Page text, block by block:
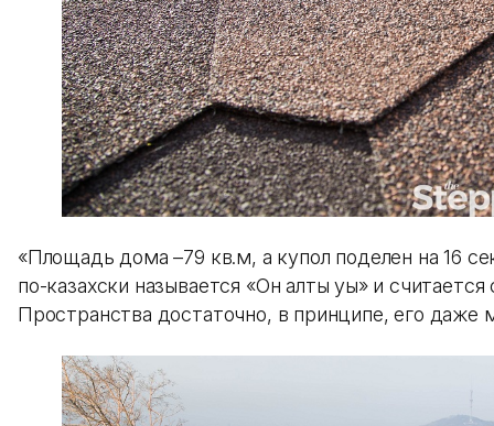
«Площадь дома –79 кв.м, а купол поделен на 16
по-казахски называется «Он алты уық» и
Пространства достаточно, в принципе, его даже